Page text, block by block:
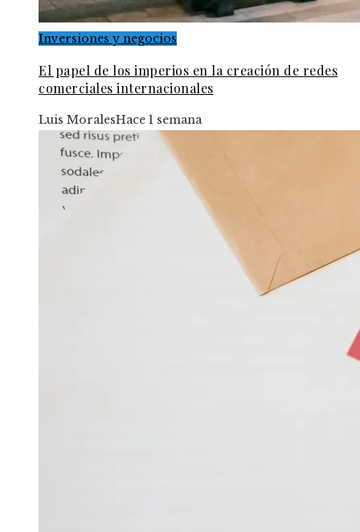
Inversiones y negocios
El papel de los imperios en la creación de redes
comerciales internacionales
Luis MoralesHace 1 semana